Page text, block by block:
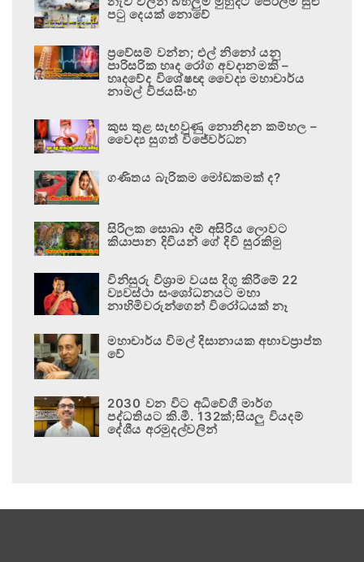
පටු දෙයක් නොවේ
ප්‍රවේසම් වන්න; එල් නිනෝ යනු
පාරිසරික හෘද රෝග අවදානමකි –
හෘදවේද විශේෂඥ වෛද්‍ය මහාචාර්ය
නාමල් විජයසිංහ
කුස තුළ සැඟවුණු නොනිදන කම්හල –
වෛද්‍ය සුගත් විජේවර්ධන
ගණිතය බැරිකම මෝඩකමක් ද?
සිරිලක සොබා දම් අසිරිය ලොවට
කියාපාන දිවියන් ගේ දිවි සුරකිමු
විනිසුරු විශ්‍රාම වයස දිගු කිරීමේ 22
ව්‍යවස්ථා සංශෝධනයට මහා
නාහිමිවරුන්ගෙන් විරෝධයක් නෑ
මහාචාර්ය විමල් දිසානායක අභාවප්‍රාප්ත
වේ
2030 වන විට අධිවේගී මාර්ග
පද්ධතියට කි.මී. 132ක්;සියලු වියදම්
දේශීය අරමුදල්වලින්